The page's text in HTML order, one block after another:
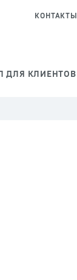
ДЛЯ КЛИЕНТОВ
КОНТАКТЫ